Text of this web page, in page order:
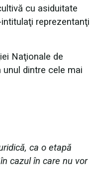
cu asiduitate
reprezentanţi
Naţionale de
dintre cele mai
ca o etapă
cazul în care nu vor